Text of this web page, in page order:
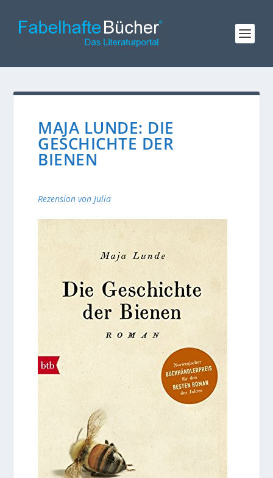
MAJA LUNDE: DIE
GESCHICHTE DER
BIENEN
Rezension von Julia